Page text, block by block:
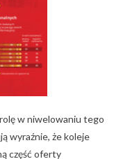
w niwelowaniu tego
wyraźnie, że koleje
część oferty